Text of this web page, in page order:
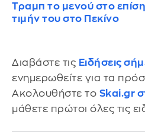
Τραμπ το μενού στο
τιμήν του στο Πεκίνο
Διαβάστε τις Ειδήσεις
ενημερωθείτε για τα
Ακολουθήστε το Skai.gr
μάθετε πρώτοι όλες τις